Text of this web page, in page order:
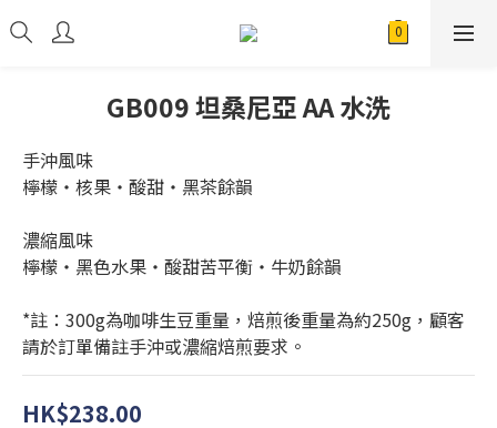
GB009 坦桑尼亞 AA 水洗
手沖風味
檸檬・核果・酸甜・黑茶餘韻
濃縮風味
檸檬・黑色水果・酸甜苦平衡・牛奶餘韻
*註：300g為咖啡生豆重量，焙煎後重量為約250g，顧客
請於訂單備註手沖或濃縮焙煎要求。
HK$238.00